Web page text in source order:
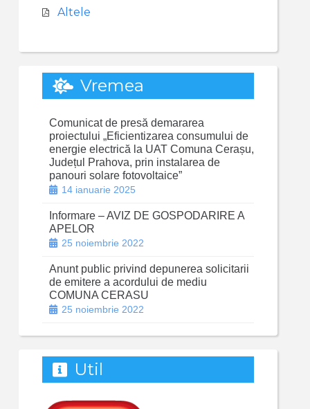
Altele
Vremea
Comunicat de presă demararea
proiectului „Eficientizarea consumului de
energie electrică la UAT Comuna Cerașu,
Județul Prahova, prin instalarea de
panouri solare fotovoltaice”
14 ianuarie 2025
Informare – AVIZ DE GOSPODARIRE A
APELOR
25 noiembrie 2022
Anunt public privind depunerea solicitarii
de emitere a acordului de mediu
COMUNA CERASU
25 noiembrie 2022
Util